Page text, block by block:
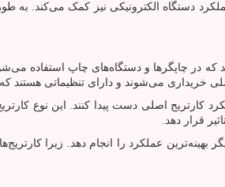
دستگاه الکترونیکی نیز کمک می‌کند. به
در چاپگرها و دستگاه‌های چاپ استفاده
خریداری می‌شوند و دارای تنظیماتی هستند
اصلی دست پیدا کنند. این نوع
قرار دهد.
بهینه‌ترین عملکرد را انجام دهد. زیرا